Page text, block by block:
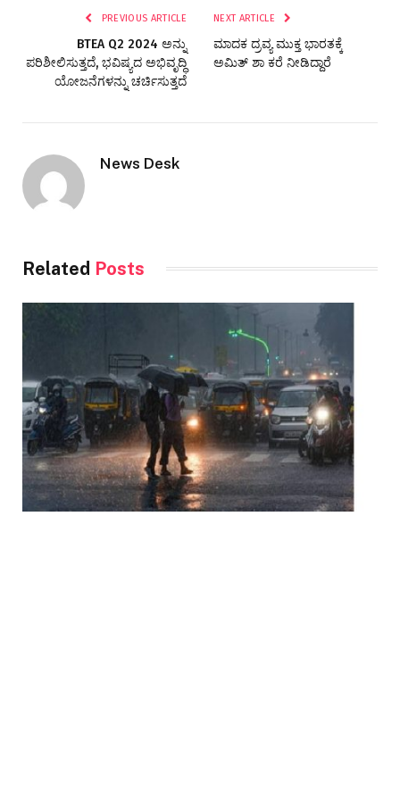
PREVIOUS ARTICLE
BTEA Q2 2024 ಅನ್ನು
ಪರಿಶೀಲಿಸುತ್ತದೆ, ಭವಿಷ್ಯದ ಅಭಿವೃದ್ಧಿ
ಯೋಜನೆಗಳನ್ನು ಚರ್ಚಿಸುತ್ತದೆ
NEXT ARTICLE
ಮಾದಕ ದ್ರವ್ಯ ಮುಕ್ತ ಭಾರತಕ್ಕೆ
ಅಮಿತ್ ಶಾ ಕರೆ ನೀಡಿದ್ದಾರೆ
News Desk
Related Posts